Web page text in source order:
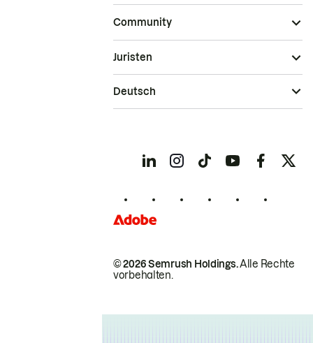
Community
© 2026 Semrush Holdings.Alle Rechte
vorbehalten.
Juristen
Deutsch